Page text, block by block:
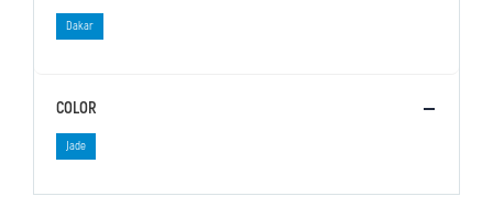
Dakar
COLOR
Jade